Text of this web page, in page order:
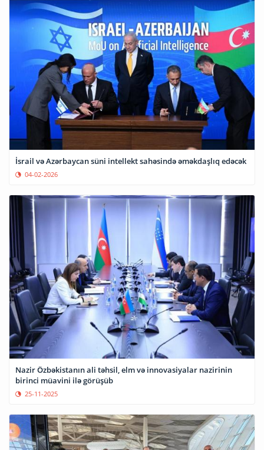
İsrail və Azərbaycan süni intellekt sahəsində əməkdaşlıq edəcək
04-02-2026
Nazir Özbəkistanın ali təhsil, elm və innovasiyalar nazirinin
birinci müavini ilə görüşüb
25-11-2025